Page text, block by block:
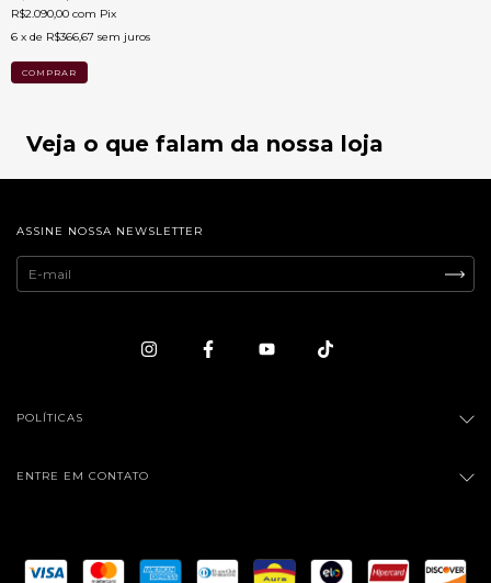
R$2.090,00 com Pix
6 x de R$366,67 sem juros
Veja o que falam da nossa loja
ASSINE NOSSA NEWSLETTER
POLÍTICAS
ENTRE EM CONTATO